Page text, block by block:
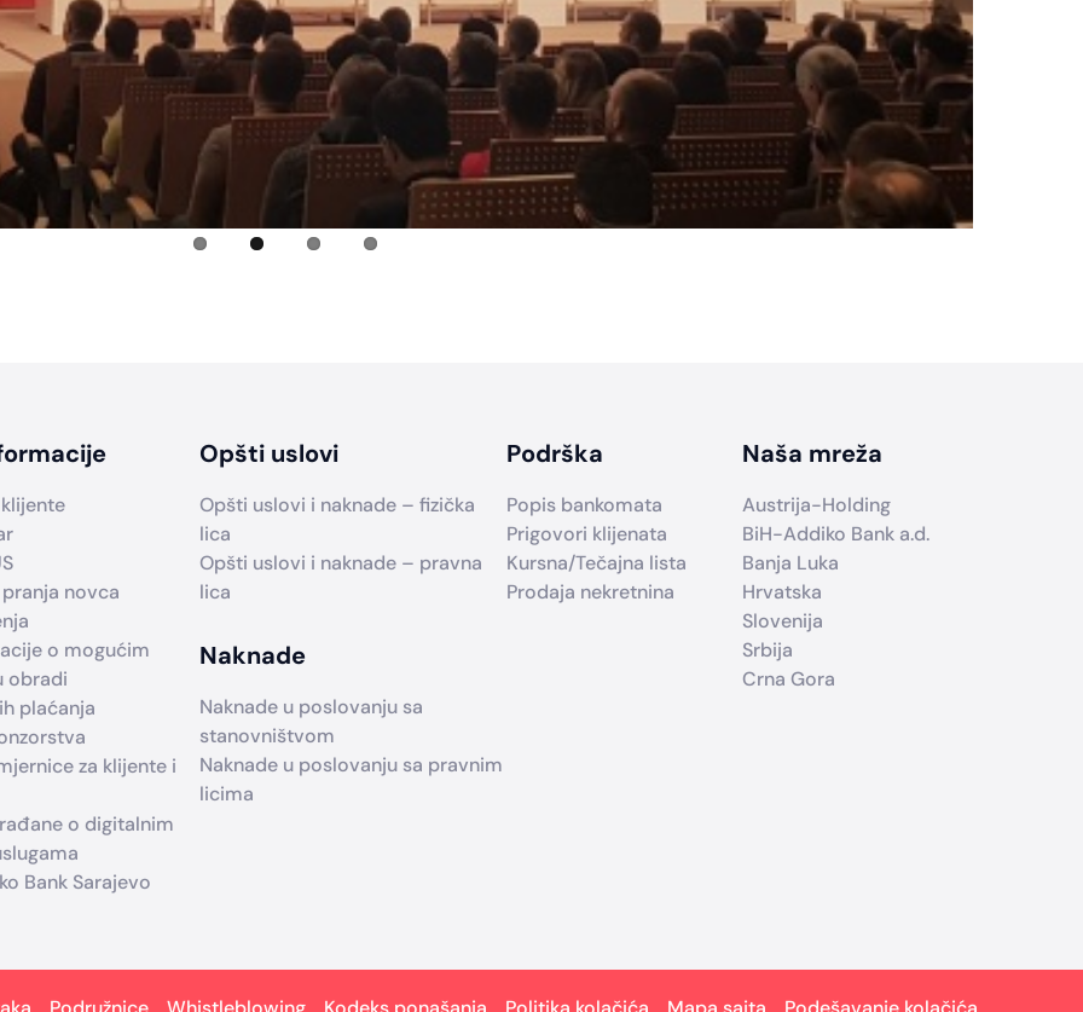
novca
o mogućim
obradi
plaćanja
za klijente i
o digitalnim
Bank Sarajevo
Opšti uslovi
Opšti uslovi i naknade – fizička
lica
Opšti uslovi i naknade – pravna
lica
Naknade
Naknade u poslovanju sa
stanovništvom
Naknade u poslovanju sa pravnim
licima
Podrška
Popis bankomata
Prigovori klijenata
Kursna/Tečajna lista
Prodaja nekretnina
Naša mreža
Austrija-Holding
BiH-Addiko Bank a.d.
Banja Luka
Hrvatska
Slovenija
Srbija
Crna Gora